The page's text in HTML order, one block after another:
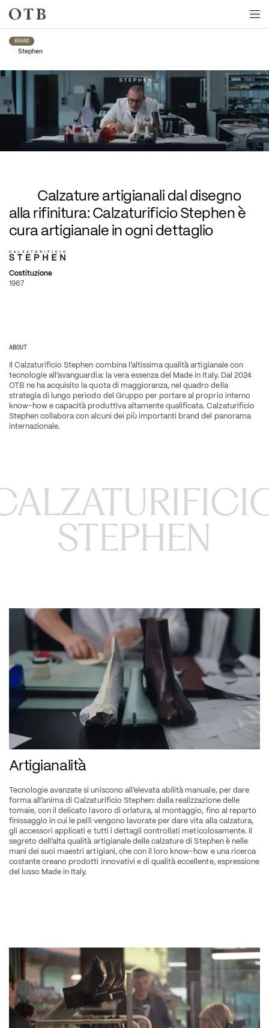
Skip to main content
BRAND
• Stephen
Stephen
Calzature artigianali dal disegno
alla rifinitura: Calzaturificio Stephen è
cura artigianale in ogni dettaglio
Costituzione
1967
ABOUT
Il Calzaturificio Stephen combina l’altissima qualità artigianale con
tecnologie all’avanguardia: la vera essenza del Made in Italy. Dal 2024
OTB ne ha acquisito la quota di maggioranza, nel quadro della
strategia di lungo periodo del Gruppo per portare al proprio interno
know-how e capacità produttiva altamente qualificata. Calzaturificio
Stephen collabora con alcuni dei più importanti brand del panorama
internazionale.
STEPHEN
Artigianalità
Tecnologie avanzate si uniscono all’elevata abilità manuale, per dare
forma all’anima di Calzaturificio Stephen: dalla realizzazione delle
tomaie, con il delicato lavoro di orlatura, al montaggio, fino al reparto
finissaggio in cui le pelli vengono lavorate per dare vita alla calzatura,
gli accessori applicati e tutti i dettagli controllati meticolosamente. Il
segreto dell’alta qualità artigianale delle calzature di Stephen è nelle
mani dei suoi maestri artigiani, che con il loro know-how e una ricerca
costante creano prodotti innovativi e di qualità eccellente, espressione
del lusso Made in Italy.